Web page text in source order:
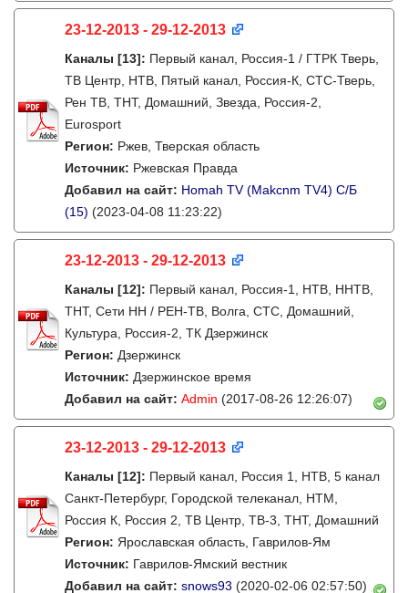
23-12-2013 - 29-12-2013
Каналы [13]: Первый канал, Россия-1 / ГТРК Тверь,
ТВ Центр, НТВ, Пятый канал, Россия-К, СТС-Тверь,
Рен ТВ, ТНТ, Домашний, Звезда, Россия-2,
Eurosport
Регион: Ржев, Тверская область
Источник: Ржевская Правда
Добавил на сайт: Homah TV (Makcnm TV4) C/Б
(15) (2023-04-08 11:23:22)
23-12-2013 - 29-12-2013
Каналы [12]: Первый канал, Россия-1, НТВ, ННТВ,
ТНТ, Сети НН / РЕН-ТВ, Волга, СТС, Домашний,
Культура, Россия-2, ТК Дзержинск
Регион: Дзержинск
Источник: Дзержинское время
Добавил на сайт: Admin (2017-08-26 12:26:07)
23-12-2013 - 29-12-2013
Каналы [12]: Первый канал, Россия 1, НТВ, 5 канал
Санкт-Петербург, Городской телеканал, НТМ,
Россия К, Россия 2, ТВ Центр, ТВ-3, ТНТ, Домашний
Регион: Ярославская область, Гаврилов-Ям
Источник: Гаврилов-Ямский вестник
Добавил на сайт: snows93 (2020-02-06 02:57:50)